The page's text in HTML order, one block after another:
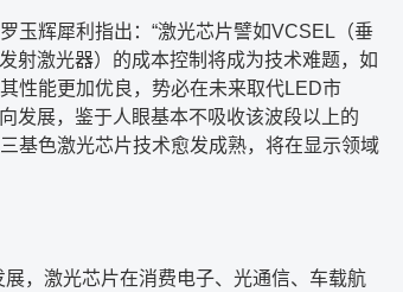
玉辉犀利指出： “激光芯片譬如VCSEL （垂
发射激光器）的成本控制将成为技术难题，如
性能更加优良，势必在未来取代LED市
发展，鉴于人眼基本不吸收该波段以上的
基色激光芯片技术愈发成熟，将在显示领域
，激光芯片在消费电子、光通信、车载航